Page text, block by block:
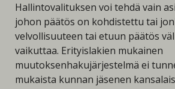
Hallintovalituksen voi tehdä vain
johon päätös on kohdistettu tai
velvollisuuteen tai etuun päätös
vaikuttaa. Erityislakien mukainen
muutoksenhakujärjestelmä ei
mukaista kunnan jäsenen